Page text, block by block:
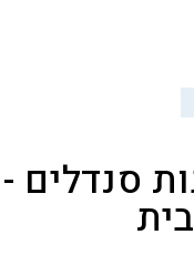
12 זוגות סנדלים -